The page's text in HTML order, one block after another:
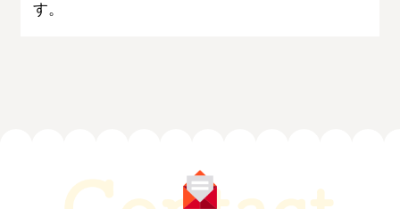
す。